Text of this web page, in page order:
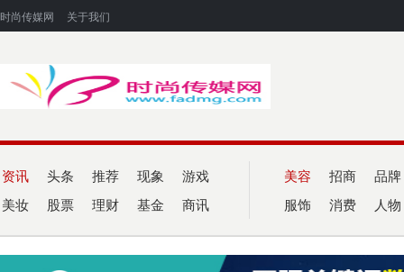
时尚传媒网 关于我们
资讯 头条 推荐 现象 游戏
美妆 股票 理财 基金 商讯
美容 招商 品牌
服饰 消费 人物